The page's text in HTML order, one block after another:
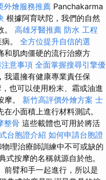
外燴服務推薦 Panchakarma
根據阿育吠陀，我們的自然
。 高雄牙醫推薦 防水 工程
。 全方位提升自信的選
和肌肉僵硬的流行治療方
意事項 全面掌握搜尋引擎優
我還擁有健康專業責任保
也可以使用粉末、霜或油進
摩。 新竹高評價外燴方案 士
小面積上進行材料測試。
整骨 這些載體也可用於將活
台胞證介紹 如何申請台胞證
理治療師訓練中不可或缺的
按摩的名稱就源自於他。
前臂和手一起進行，所以是